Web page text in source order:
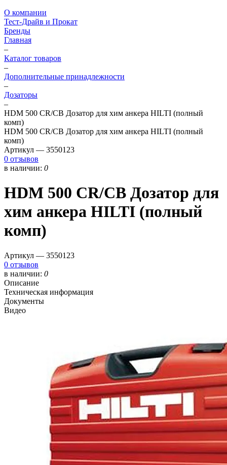
О компании
Тест-Драйв и Прокат
Бренды
Главная
–
Каталог товаров
–
Дополнительные принадлежности
–
Дозаторы
–
HDM 500 CR/CB Дозатор для хим анкера HILTI (полный
комп)
HDM 500 CR/CB Дозатор для хим анкера HILTI (полный
комп)
Артикул — 3550123
0 отзывов
в наличии: 0
HDM 500 CR/CB Дозатор для
хим анкера HILTI (полный
комп)
Артикул — 3550123
0 отзывов
в наличии: 0
Описание
Техническая информация
Документы
Видео